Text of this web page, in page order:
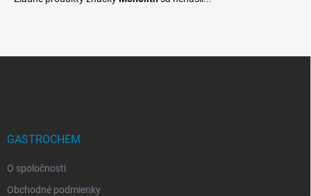
GASTROCHEM
O spoločnosti
Obchodné podmienky